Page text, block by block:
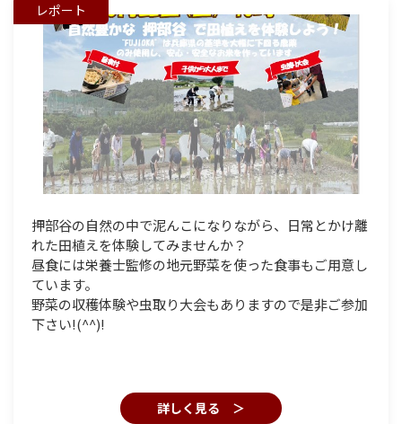
レポート
押部谷の自然の中で泥んこになりながら、日常とかけ離
れた田植えを体験してみませんか？
昼食には栄養士監修の地元野菜を使った食事もご用意し
ています。
野菜の収穫体験や虫取り大会もありますので是非ご参加
下さい!(^^)!
詳しく見る ＞